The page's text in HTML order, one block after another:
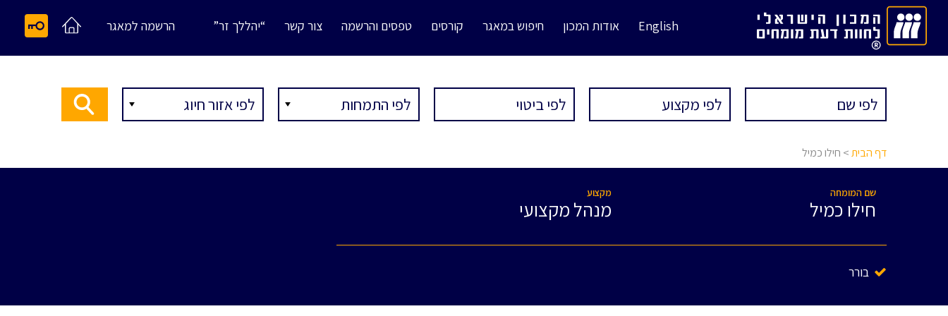
English אודות המכון חיפוש במאגר קורסים טפסים והרשמה צור קשר “יהללך זר” הרשמה למאגר
דף הבית> חילו כמיל
שם המומחה
חילו כמיל
מקצוע
מנהל מקצועי
בורר